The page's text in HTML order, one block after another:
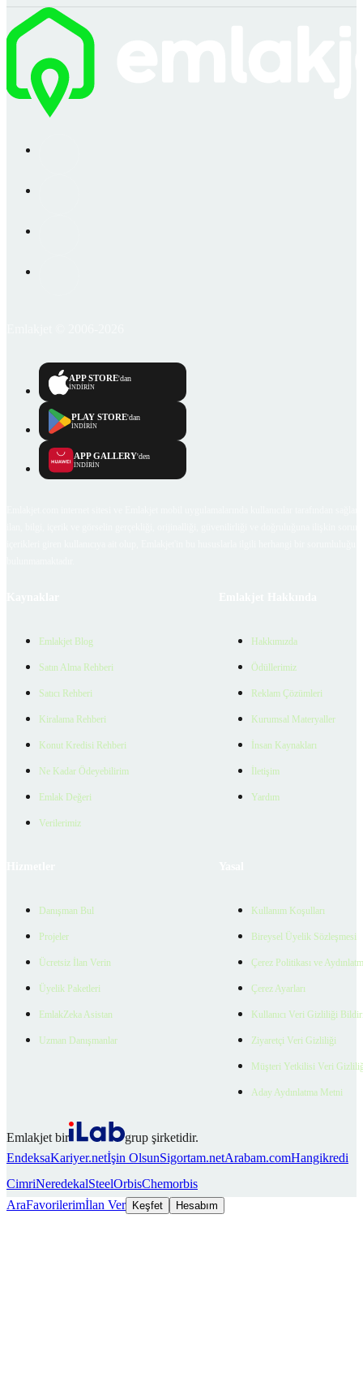
APP STORE'dan
İNDİRİN
PLAY STORE'dan
İNDİRİN
APP GALLERY'den
İNDİRİN
Emlakjet Blog
Satın Alma Rehberi
Satıcı Rehberi
Kiralama Rehberi
Konut Kredisi Rehberi
Ne Kadar Ödeyebilirim
Emlak Değeri
Verilerimiz
Hakkımızda
Ödüllerimiz
Reklam Çözümleri
Kurumsal Materyaller
İnsan Kaynakları
İletişim
Yardım
Danışman Bul
Projeler
Ücretsiz İlan Verin
Üyelik Paketleri
EmlakZeka Asistan
Uzman Danışmanlar
Kullanım Koşulları
Bireysel Üyelik Sözleşmesi
Çerez Politikası ve
Çerez Ayarları
Kullanıcı Veri Gizliliği
Ziyaretçi Veri Gizliliği
Müşteri Yetkilisi Veri
Aday Aydınlatma Metni
Emlakjet bir
grup şirketidir.
EndeksaKariyer.netİşin OlsunSigortam.netArabam.comHangikredi
CimriNeredekalSteelOrbisChemorbis
AraFavorilerimİlan Ver Keşfet Hesabım